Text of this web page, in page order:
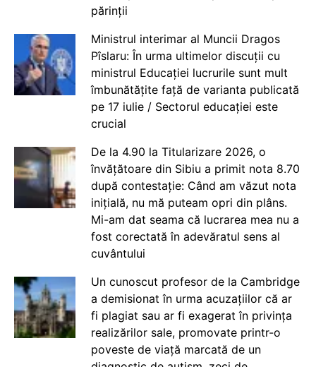
părinții
Ministrul interimar al Muncii Dragos
Pîslaru: În urma ultimelor discuții cu
ministrul Educației lucrurile sunt mult
îmbunătățite față de varianta publicată
pe 17 iulie / Sectorul educației este
crucial
De la 4.90 la Titularizare 2026, o
învățătoare din Sibiu a primit nota 8.70
după contestație: Când am văzut nota
inițială, nu mă puteam opri din plâns.
Mi-am dat seama că lucrarea mea nu a
fost corectată în adevăratul sens al
cuvântului
Un cunoscut profesor de la Cambridge
a demisionat în urma acuzațiilor că ar
fi plagiat sau ar fi exagerat în privința
realizărilor sale, promovate printr-o
poveste de viață marcată de un